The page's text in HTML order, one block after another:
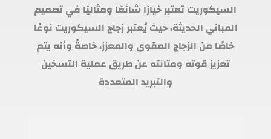
السيكوريت تعتبر خيارًا شائعًا ومثاليًا في تصميم
المباني الحديثة، حيث يُعتبر زجاج السيكوريت نوعًا
خاصًا من الزجاج المقوى والمعزز، خاصةً وأنه يتم
تعزيز قوته ومتانته عن طريق عملية التسخين
والتبريد المتعددة